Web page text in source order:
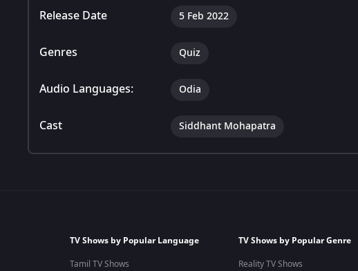
Release Date 5 Feb 2022
Genres Quiz
Audio Languages: Odia
Cast Siddhant Mohapatra
TV Shows by Popular Language
Tamil TV Shows
TV Shows by Popular Genre
Reality TV Shows